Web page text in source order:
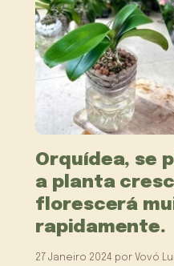
Orquídea, se
a planta
florescerá
rapidamente.
27 Janeiro 2024 por Vovó